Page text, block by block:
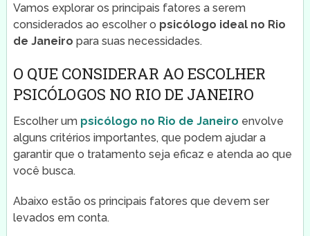
Vamos explorar os principais fatores a serem
considerados ao escolher o psicólogo ideal no Rio
de Janeiro para suas necessidades.
O QUE CONSIDERAR AO ESCOLHER
PSICÓLOGOS NO RIO DE JANEIRO
Escolher um psicólogo no Rio de Janeiro envolve
alguns critérios importantes, que podem ajudar a
garantir que o tratamento seja eficaz e atenda ao que
você busca.
Abaixo estão os principais fatores que devem ser
levados em conta.